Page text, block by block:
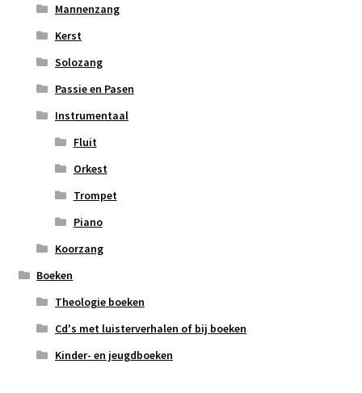
Mannenzang
Kerst
Solozang
Passie en Pasen
Instrumentaal
Fluit
Orkest
Trompet
Piano
Koorzang
Boeken
Theologie boeken
Cd's met luisterverhalen of bij boeken
Kinder- en jeugdboeken